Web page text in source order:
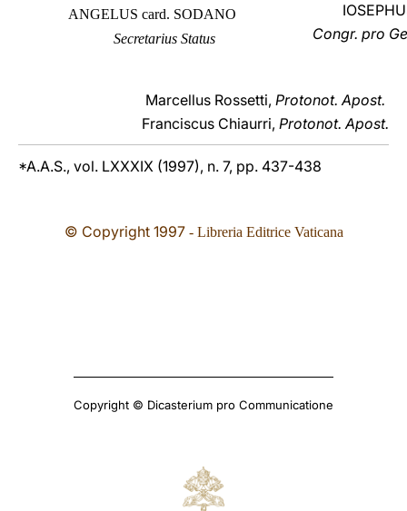
ANGELUS card. SODANO
Secretarius Status
Congr. pro
Marcellus Rossetti, Protonot. Apost.
Franciscus Chiaurri, Protonot. Apost.
*A.A.S., vol. LXXXIX (1997), n. 7, pp. 437-438
© Copyright 1997- Libreria Editrice Vaticana
Copyright © Dicasterium pro Communicatione